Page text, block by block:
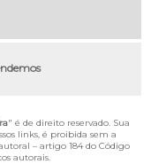
" é de direito reservado. Sua
links, é proibida sem a
– artigo 184 do Código
autorais.